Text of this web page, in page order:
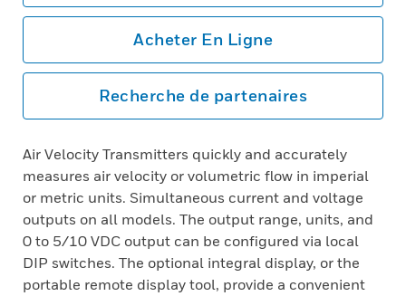
Acheter En Ligne
Recherche de partenaires
Air Velocity Transmitters quickly and accurately
measures air velocity or volumetric flow in imperial
or metric units. Simultaneous current and voltage
outputs on all models. The output range, units, and
0 to 5/10 VDC output can be configured via local
DIP switches. The optional integral display, or the
portable remote display tool, provide a convenient